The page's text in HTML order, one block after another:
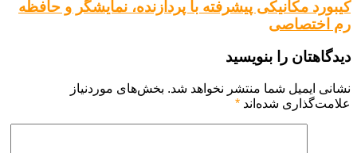
کیبورد مکانیکی پیشرفته با پردازنده، نمایشگر و حافظه
رم اختصاصی
دیدگاهتان را بنویسید
نشانی ایمیل شما منتشر نخواهد شد. بخش‌های موردنیاز
علامت‌گذاری شده‌اند *